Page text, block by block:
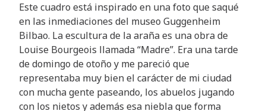
Este cuadro está inspirado en una foto que saqué
en las inmediaciones del museo Guggenheim
Bilbao. La escultura de la araña es una obra de
Louise Bourgeois llamada “Madre”. Era una tarde
de domingo de otoño y me pareció que
representaba muy bien el carácter de mi ciudad
con mucha gente paseando, los abuelos jugando
con los nietos y además esa niebla que forma